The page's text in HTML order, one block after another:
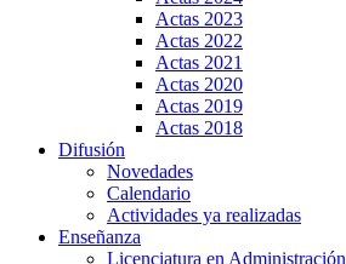
Actas 2023
Actas 2022
Actas 2021
Actas 2020
Actas 2019
Actas 2018
Difusión
Novedades
Calendario
Actividades ya realizadas
Enseñanza
Licenciatura en Administración